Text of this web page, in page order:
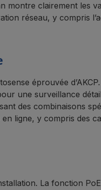
montre clairement les
réseau, y compris
éprouvée
une surveillance
des combinaisons
ligne, y compris des
La fonction